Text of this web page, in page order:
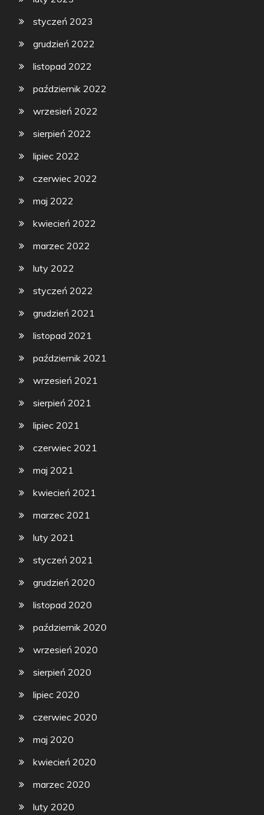
styczeń 2023
grudzień 2022
listopad 2022
październik 2022
wrzesień 2022
sierpień 2022
lipiec 2022
czerwiec 2022
maj 2022
kwiecień 2022
marzec 2022
luty 2022
styczeń 2022
grudzień 2021
listopad 2021
październik 2021
wrzesień 2021
sierpień 2021
lipiec 2021
czerwiec 2021
maj 2021
kwiecień 2021
marzec 2021
luty 2021
styczeń 2021
grudzień 2020
listopad 2020
październik 2020
wrzesień 2020
sierpień 2020
lipiec 2020
czerwiec 2020
maj 2020
kwiecień 2020
marzec 2020
luty 2020